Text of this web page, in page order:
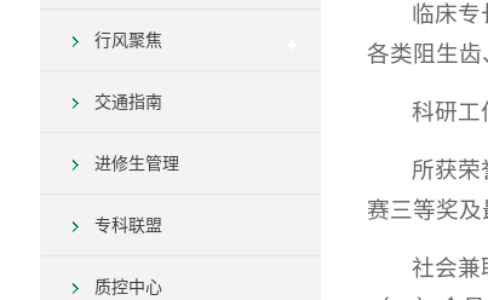
行风聚焦
交通指南
进修生管理
专科联盟
质控中心
临床专
各类阻生齿
科研工
所获荣
赛三等奖
社会兼